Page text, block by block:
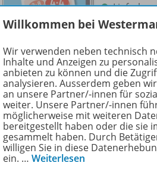
Lieferbar
Jetzt wird
Division im
Richtig
Willkommen bei
Wir verwenden neben technisch
Inhalte und Anzeigen zu
anbieten zu können und die
analysieren. Ausserdem geben
an unsere Partner/-innen für
weiter. Unsere Partner/-innen
möglicherweise mit weiteren
bereitgestellt haben oder die sie
gesammelt haben. Durch
willigen Sie in diese
ein. … Weiterlesen